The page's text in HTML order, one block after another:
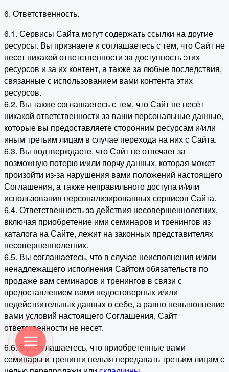
6. Ответственность.
6.1. Сервисы Сайта могут содержать ссылки на другие
ресурсы. Вы признаете и соглашаетесь с тем, что Сайт не
несет никакой ответственности за доступность этих
ресурсов и за их контент, а также за любые последствия,
связанные с использованием вами контента этих
ресурсов.
6.2. Вы также соглашаетесь с тем, что Сайт не несёт
никакой ответственности за ваши персональные данные,
которые вы предоставляете сторонним ресурсам и/или
иным третьим лицам в случае перехода на них с Сайта.
6.3. Вы подтверждаете, что Сайт не отвечает за
возможную потерю и/или порчу данных, которая может
произойти из-за нарушения вами положений настоящего
Соглашения, а также неправильного доступа и/или
использования персонализированных сервисов Сайта.
6.4. Ответственность за действия несовершеннолетних,
включая приобретение ими семинаров и тренингов из
каталога на Сайте, лежит на законных представителях
несовершеннолетних.
6.5. Вы соглашаетесь, что в случае неисполнения и/или
ненадлежащего исполнения Сайтом обязательств по
продаже вам семинаров и тренингов в связи с
предоставлением вами недостоверных и/или
недействительных данных о себе, а равно невыполнение
вами условий настоящего Соглашения, Сайт
ответственности не несет.
6.6. Вы соглашаетесь, что приобретенные вами
семинары и тренинги нельзя передавать третьим лицам с